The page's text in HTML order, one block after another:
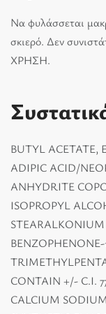
Να φυλάσσεται
σκιερό. Δεν
ΧΡΗΣΗ.
BUTYL ACETATE,
ADIPIC ACID/
ANHYDRITE
ISOPROPYL
CONTAIN +/- C.I.
CALCIUM